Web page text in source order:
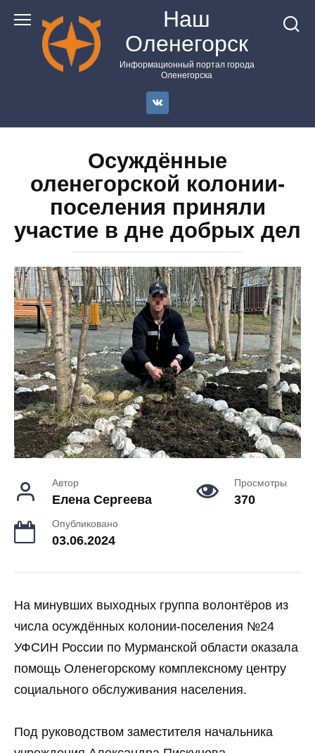
контенту
Наш
Оленегорск
Информационный портал города
Оленегорска
Осуждённые
оленегорской колонии-
поселения приняли
участие в дне добрых дел
Автор
Елена Сергеева
Просмотры
370
Опубликовано
03.06.2024
На минувших выходных группа волонтёров из
числа осуждённых колонии-поселения №24
УФСИН России по Мурманской области оказала
помощь Оленегорскому комплексному центру
социального обслуживания населения.
Под руководством заместителя начальника